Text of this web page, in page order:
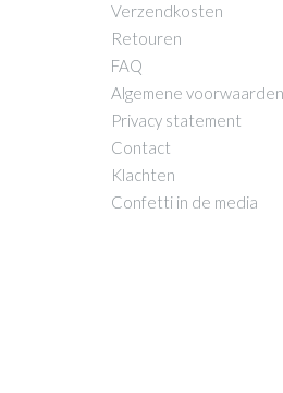
Verzendkosten
Retouren
FAQ
Algemene voorwaarden
Privacy statement
Contact
Klachten
Confetti in de media